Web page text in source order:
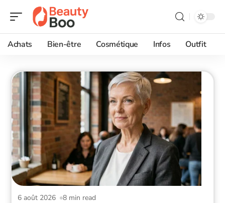
Achats Bien-être Cosmétique Infos Outfit
8 min read
6 août 2026